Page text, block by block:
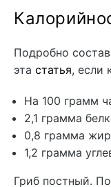
Подробно
эта статья, если
На 100 грамм
2,1 грамма
0,8 грамма
1,2 грамма
Гриб постный.